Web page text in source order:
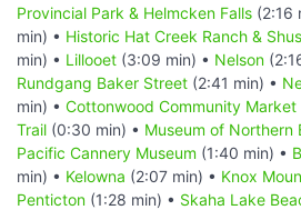
Provincial Park & Helmcken Falls (2:16
min) • Historic Hat Creek Ranch &
min) • Lillooet (3:09 min) • Nelson
Rundgang Baker Street (2:41 min) •
min) • Cottonwood Community Market
Trail (0:30 min) • Museum of Northern
Pacific Cannery Museum (1:40 min) •
min) • Kelowna (2:07 min) • Knox
Penticton (1:28 min) • Skaha Lake